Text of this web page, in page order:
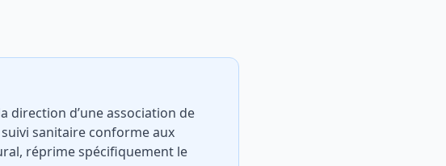
direction d’une association de
sanitaire conforme aux
réprime spécifiquement le